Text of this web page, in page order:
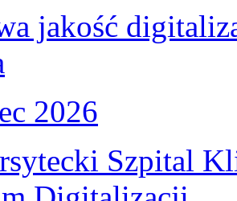
jakość
2026
Szpital